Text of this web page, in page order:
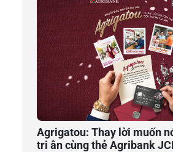
Agrigatou: Thay lời muốn
tri ân cùng thẻ Agribank